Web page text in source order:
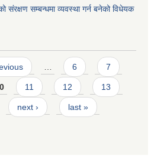
संरक्षण सम्बन्धमा व्यवस्था गर्न बनेको विधेयक
… 6 7
11 12 13
next › last »